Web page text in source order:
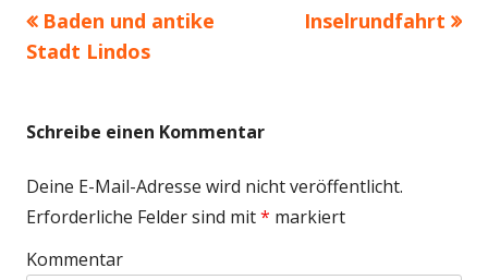
Beitragsnavigation
Vorheriger
Beitrag:
Baden und antike
Stadt Lindos
Nächster
Inselrundfahrt
Schreibe einen Kommentar
Deine E-Mail-Adresse wird nicht veröffentlicht.
Erforderliche Felder sind mit* markiert
Kommentar